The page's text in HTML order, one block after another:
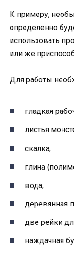
К примеру,
определенно
использовать
или же
Для работы
гладкая
листья
скалка;
глина
вода;
деревянная
две рейки
наждачная